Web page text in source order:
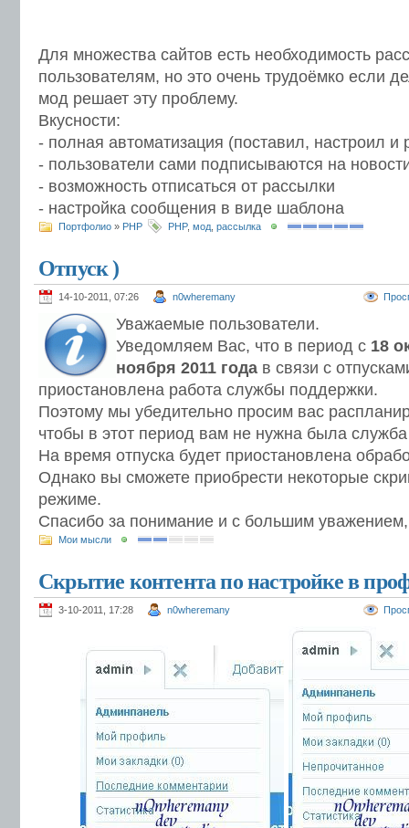
Для множества сайтов есть необходимость
пользователям, но это очень трудоёмко если
мод решает эту проблему.
Вкусности:
- полная автоматизация (поставил, настроил и
- пользователи сами подписываются на
- возможность отписаться от рассылки
- настройка сообщения в виде шаблона
Портфолио » PHP PHP, мод рассылка
Отпуск )
14-10-2011, 07:26 n0wheremany
Уважаемые пользователи.
Уведомляем Вас, что в период с 18
ноября 2011 года в связи с
приостановлена работа службы поддержки.
Поэтому мы убедительно просим вас
чтобы в этот период вам не нужна была
На время отпуска будет приостановлена
Однако вы сможете приобрести некоторые
режиме.
Спасибо за понимание и с большим
Мои мысли
Скрытие контента по настройке в
3-10-2011, 17:28 n0wheremany